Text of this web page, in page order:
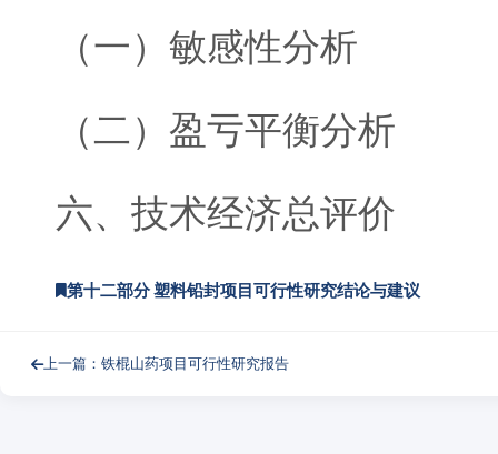
（一）敏感性分析
（二）盈亏平衡分析
六、技术经济总评价
第十二部分 塑料铅封项目可行性研究结论与建议
上一篇：铁棍山药项目可行性研究报告